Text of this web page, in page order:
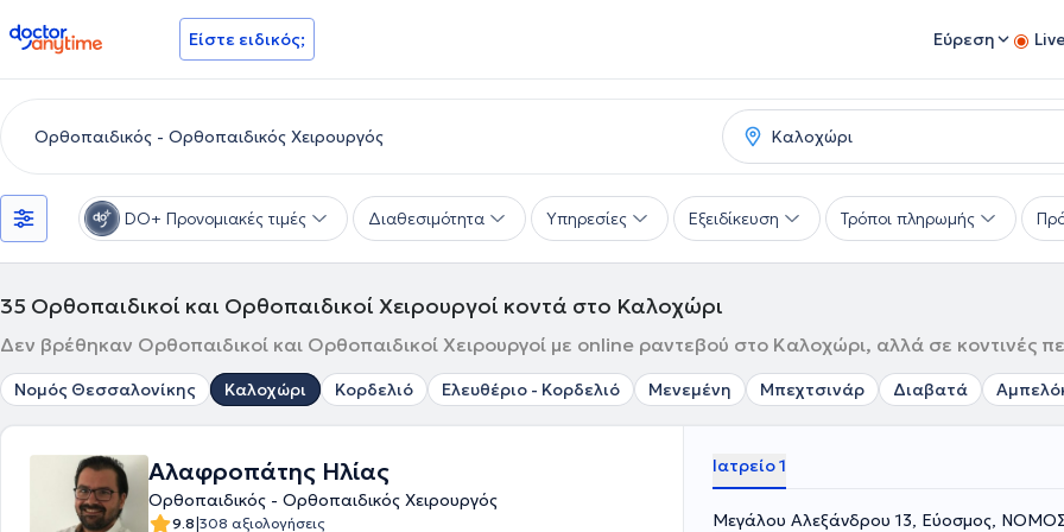
doctoranytime Είστε ειδικός; Εύρεση
DO+ Προνομιακές τιμές Διαθεσιμότητα Υπηρεσίες Εξειδίκευση Τρόποι πληρωμής
35 Ορθοπαιδικοί και Ορθοπαιδικοί Χειρουργοί κοντά στο Καλοχώρι
Δεν βρέθηκαν Ορθοπαιδικοί και Ορθοπαιδικοί Χειρουργοί με online ραντεβού στο Καλοχώρι, αλλά σε κοντινές
Νομός Θεσσαλονίκης Καλοχώρι Κορδελιό Ελευθέριο - Κορδελιό Μενεμένη Μπεχτσινάρ Διαβατά
Αλαφροπάτης Ηλίας
Ορθοπαιδικός - Ορθοπαιδικός Χειρουργός
9.8|308 αξιολογήσεις
Ιατρείο 1
Μεγάλου Αλεξάνδρου 13, Εύοσμος,